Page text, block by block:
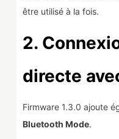
être utilisé à la fois.
2.
directe
Firmware 1.3.0 ajoute
Bluetooth Mode.